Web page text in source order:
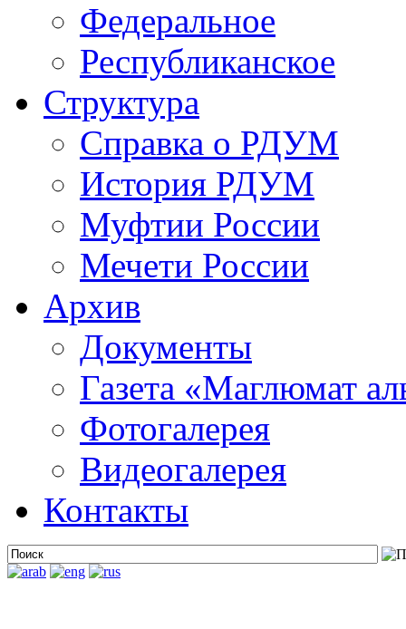
Федеральное
Республиканское
Структура
Справка о РДУМ
История РДУМ
Муфтии России
Мечети России
Архив
Документы
Газета «Маглюмат
Фотогалерея
Видеогалерея
Контакты